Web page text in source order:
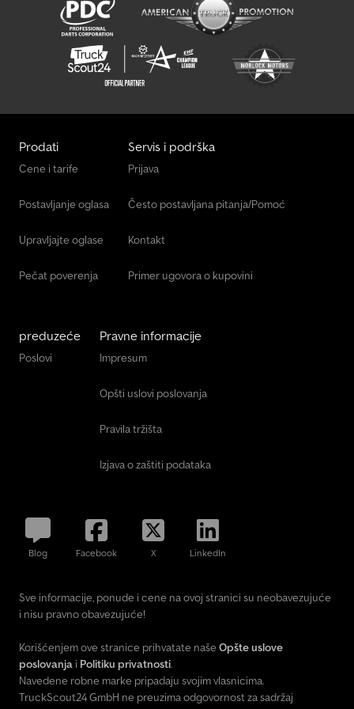
ram iz uronjene kupke Sa kočnicom Uključena garancija
Brenderup koristi pocinkovane delove koji optimalno štite
prikolicu od rđe Robusne uglovne brave, V-bezbednosna vučna
ruda, 4 unutrašnja vezna prstena, sa kočnicom, 13-polni priključak
sa rikverc svetlom, zaštićena multifunkcionalna svetla, 40 cm
čelična bočna stranica
Prodati
Cene i tarife
Postavljanje oglasa
Upravljajte oglase
Pečat poverenja
Servis i podrška
Prijava
Često postavljana pitanja/Pomoć
Kontakt
Primer ugovora o kupovini
preduzeće
Poslovi
Pravne informacije
Impresum
Opšti uslovi poslovanja
Pravila tržišta
Izjava o zaštiti podataka
Blog Facebook X LinkedIn
Sve informacije, ponude i cene na ovoj stranici su neobavezujuće
i nisu pravno obavezujuće!
Korišćenjem ove stranice prihvatate naše Opšte uslove
poslovanja i Politiku privatnosti.
Navedene robne marke pripadaju svojim vlasnicima.
TruckScout24 GmbH ne preuzima odgovornost za sadržaj